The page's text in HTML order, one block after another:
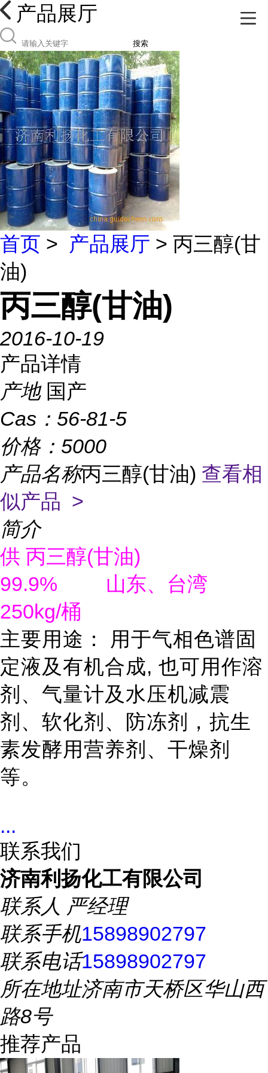
产品展厅
搜索
首页 > 产品展厅 > 丙三醇(甘
油)
丙三醇(甘油)
2016-10-19
产品详情
产地 国产
Cas： 56-81-5
价格： 5000
产品名称丙三醇(甘油) 查看相
似产品 >
简介
供 丙三醇(甘油)
99.9% 山东、台湾
250kg/桶
主要用途：
用于气相色谱固
定液及有机合成, 也可用作溶
剂、气量计及水压机减震
剂、软化剂、防冻剂，抗生
素发酵用营养剂、干燥剂
等。
...
联系我们
济南利扬化工有限公司
联系人 严经理
联系手机15898902797
联系电话15898902797
所在地址济南市天桥区华山西
路8号
推荐产品